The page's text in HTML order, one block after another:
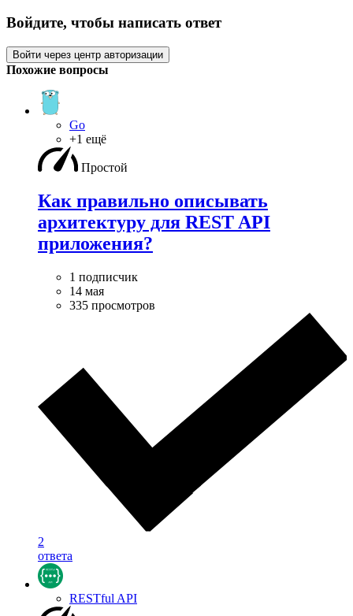
Войдите, чтобы написать ответ
Войти через центр авторизации
Похожие вопросы
Go
+1 ещё
Простой
Как правильно описывать
архитектуру для REST API
приложения?
1 подписчик
14 мая
335 просмотров
2
ответа
RESTful API